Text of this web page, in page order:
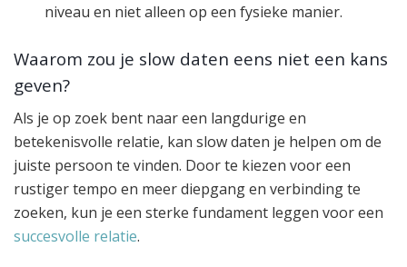
niveau en niet alleen op een fysieke manier.
Waarom zou je slow daten eens niet een kans
geven?
Als je op zoek bent naar een langdurige en
betekenisvolle relatie, kan slow daten je helpen om de
juiste persoon te vinden. Door te kiezen voor een
rustiger tempo en meer diepgang en verbinding te
zoeken, kun je een sterke fundament leggen voor een
succesvolle relatie.